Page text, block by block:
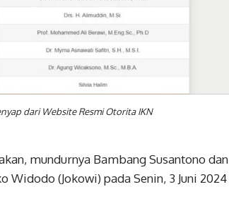
dari Website Resmi Otorita IKN
mundurnya Bambang Susantono dan
(Jokowi) pada Senin, 3 Juni 2024